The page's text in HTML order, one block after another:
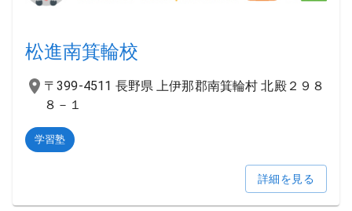
松進南箕輪校
〒399-4511 長野県 上伊那郡南箕輪村 北殿２９８
８－１
学習塾
詳細を見る